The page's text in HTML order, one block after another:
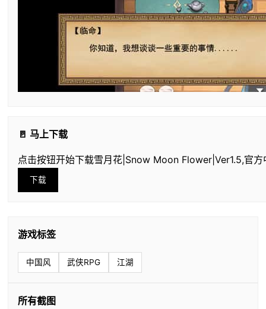
🚪 马上下载
点击按钮开始下载雪月花|Snow Moon Flower|Ver1.5,官
下载
游戏标签
中国风 武侠RPG 江湖
所有截图